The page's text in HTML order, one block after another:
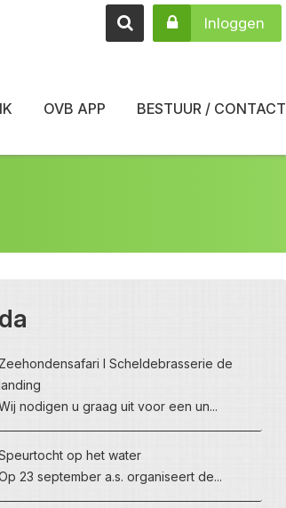
Inloggen
OVB APP BESTUUR / CONTACT
Zeehondensafari I Scheldebrasserie de
nodigen u graag uit voor een un...
op het water
23 september a.s. organiseert de...